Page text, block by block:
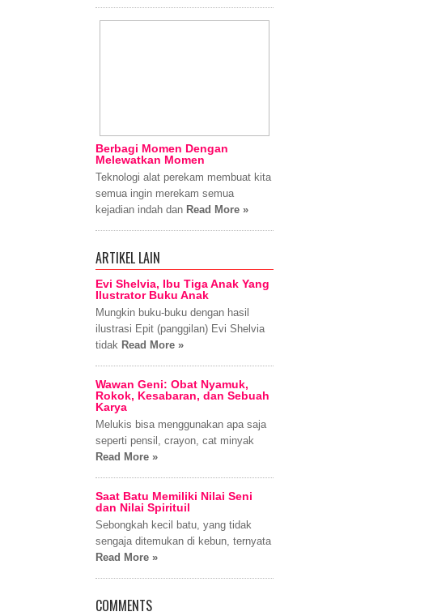
Berbagi Momen Dengan
Melewatkan Momen
Teknologi alat perekam membuat kita
semua ingin merekam semua
kejadian indah dan Read More »
ARTIKEL LAIN
Evi Shelvia, Ibu Tiga Anak Yang
Ilustrator Buku Anak
Mungkin buku-buku dengan hasil
ilustrasi Epit (panggilan) Evi Shelvia
tidak Read More »
Wawan Geni: Obat Nyamuk,
Rokok, Kesabaran, dan Sebuah
Karya
Melukis bisa menggunakan apa saja
seperti pensil, crayon, cat minyak
Read More »
Saat Batu Memiliki Nilai Seni
dan Nilai Spirituil
Sebongkah kecil batu, yang tidak
sengaja ditemukan di kebun, ternyata
Read More »
COMMENTS